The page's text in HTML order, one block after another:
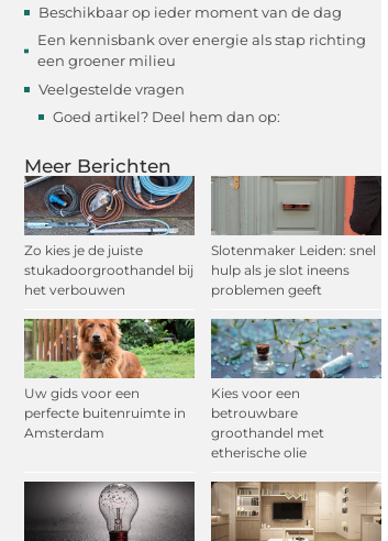
Beschikbaar op ieder moment van de dag
Een kennisbank over energie als stap richting
een groener milieu
Veelgestelde vragen
Goed artikel? Deel hem dan op:
Meer Berichten
Zo kies je de juiste
stukadoorgroothandel bij
het verbouwen
Slotenmaker Leiden: snel
hulp als je slot ineens
problemen geeft
Uw gids voor een
perfecte buitenruimte in
Amsterdam
Kies voor een
betrouwbare
groothandel met
etherische olie